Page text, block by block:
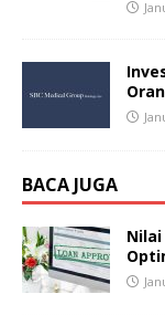
BACA JUGA